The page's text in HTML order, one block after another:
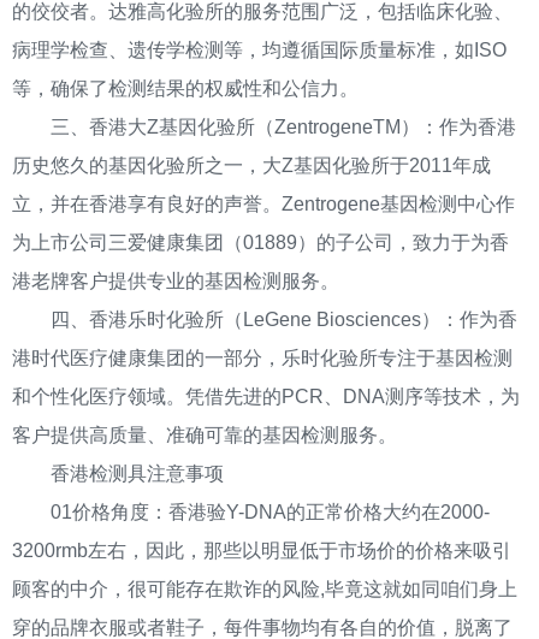
的佼佼者。达雅高化验所的服务范围广泛，包括临床化验、
病理学检查、遗传学检测等，均遵循国际质量标准，如ISO
等，确保了检测结果的权威性和公信力。
三、香港大Z基因化验所（ZentrogeneTM）：作为香港
历史悠久的基因化验所之一，大Z基因化验所于2011年成
立，并在香港享有良好的声誉。Zentrogene基因检测中心作
为上市公司三爱健康集团（01889）的子公司，致力于为香
港老牌客户提供专业的基因检测服务。
四、香港乐时化验所（LeGene Biosciences）：作为香
港时代医疗健康集团的一部分，乐时化验所专注于基因检测
和个性化医疗领域。凭借先进的PCR、DNA测序等技术，为
客户提供高质量、准确可靠的基因检测服务。
香港检测具注意事项
01价格角度：香港验Y-DNA的正常价格大约在2000-
3200rmb左右，因此，那些以明显低于市场价的价格来吸引
顾客的中介，很可能存在欺诈的风险,毕竟这就如同咱们身上
穿的品牌衣服或者鞋子，每件事物均有各自的价值，脱离了